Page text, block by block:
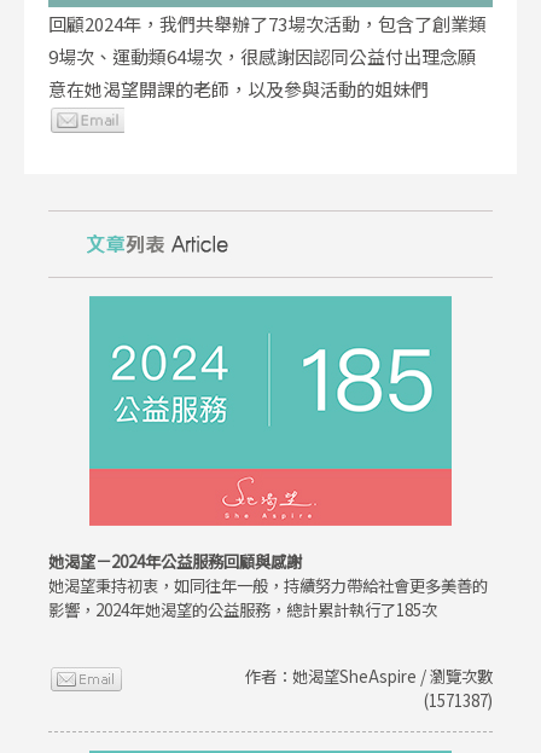
回顧2024年，我們共舉辦了73場次活動，包含了創業類
9場次、運動類64場次，很感謝因認同公益付出理念願
意在她渴望開課的老師，以及參與活動的姐妹們
她渴望－2024年公益服務回顧與感謝
她渴望秉持初衷，如同往年一般，持續努力帶給社會更多美善的
影響，2024年她渴望的公益服務，總計累計執行了185次
作者：她渴望SheAspire / 瀏覽次數
(1571387)